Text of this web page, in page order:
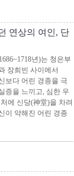
연상의 여인, 단
년)는 청은부
장희빈 사이에서
보다 어린 경종을 극
증을 느끼고, 심한 우
에 신당(神堂)을 차려
이 약해진 어린 경종